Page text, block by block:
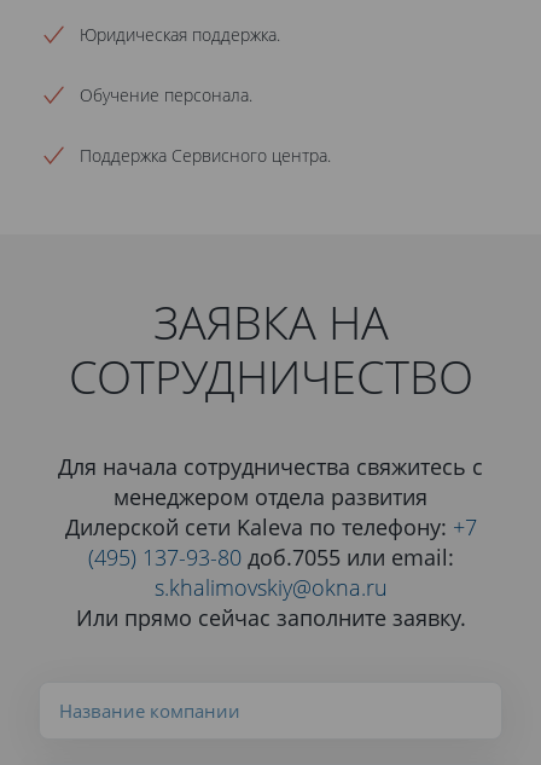
Юридическая поддержка.
Обучение персонала.
Поддержка Сервисного центра.
ЗАЯВКА НА
СОТРУДНИЧЕСТВО
Для начала сотрудничества свяжитесь с
менеджером отдела развития
Дилерской сети Kaleva по телефону: +7
(495) 137-93-80доб.7055 или email:
s.khalimovskiy@okna.ru
Или прямо сейчас заполните заявку.